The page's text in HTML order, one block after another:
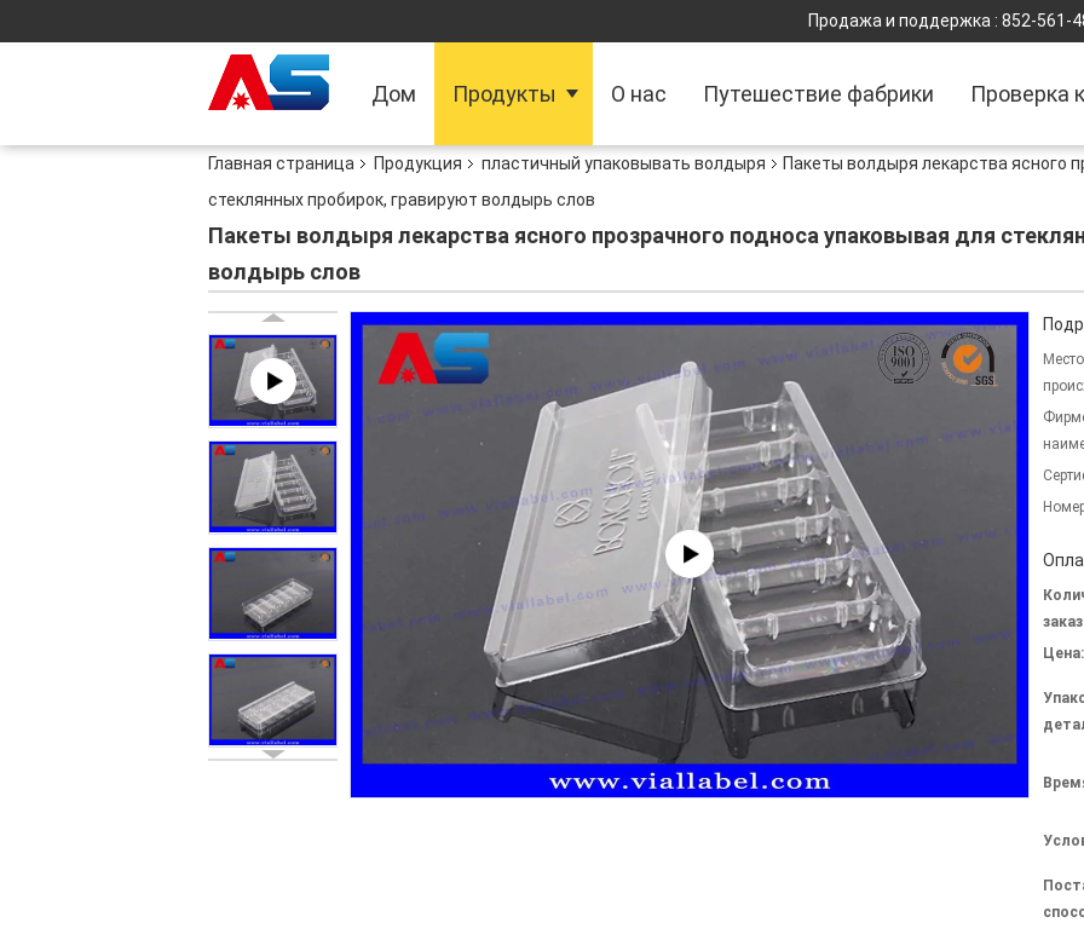
Продажа и поддержка : 852-561-
Дом Продукты О нас Путешествие фабрики Проверка
Главная страница Продукция пластичный упаковывать волдыря
Пакеты волдыря лекарства ясного
стеклянных пробирок, гравируют волдырь слов
Пакеты волдыря лекарства ясного прозрачного подноса упаковывая для
волдырь слов
Место
Цена: